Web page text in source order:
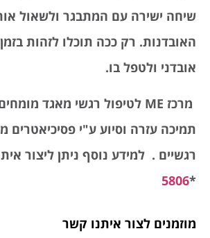
שיחה ישירה עם המתבגר ולשאול
האובדנות. רק ככה תוכלו לזהות
אובדני ולטפל בו.
מרכז ME לטיפול רגשי מאגד
תמיכה עזרה וסיוע ע"י פסיכיאטרים
רגשיים . למידע נוסף ניתן ליצור
*
5806
מוזמנים לצור איתנו קשר